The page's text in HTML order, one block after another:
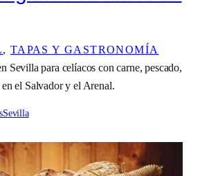
, TAPAS Y GASTRONOMÍA
Sevilla para celíacos con carne, pescado,
el Salvador y el Arenal.